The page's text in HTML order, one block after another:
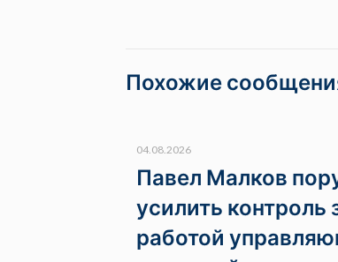
Похожие
04.08.2026
Павел Малков
усилить контроль
работой